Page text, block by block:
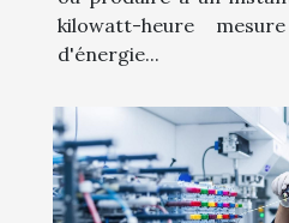
kilowatt-heure
d'énergie...